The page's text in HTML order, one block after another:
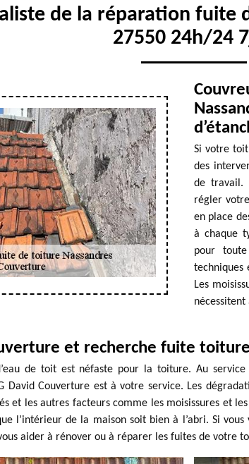
de la réparation fuite
27550 24h/24
Si votre
des
de travail.
régler
en place
à chaque
pour
techniques
Les
et recherche fuite toiture
de toit est néfaste pour la toiture. Au
David Couverture est à votre service. Les
et les autres facteurs comme les moisissures et
l’intérieur de la maison soit bien à l’abri. Si
aider à rénover ou à réparer les fuites de votre